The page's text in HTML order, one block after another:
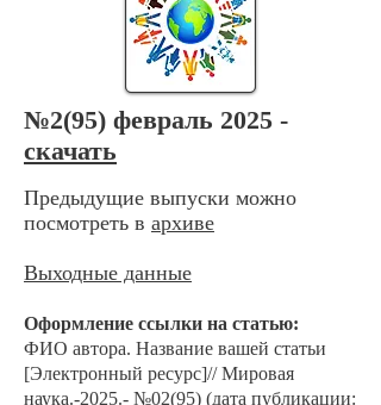
№2(95) февраль 2025 -
скачать
Предыдущие выпуски можно
посмотреть в архиве
Выходные данные
Оформление ссылки на статью:
ФИО автора. Название вашей статьи
[Электронный ресурс]// Мировая
наука.-2025.- №02(95) (дата публикации: